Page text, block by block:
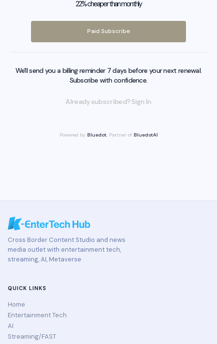
22% cheaper than monthly
Paid Subscribe
We'll send you a billing reminder 7 days before your next renewal.
Subscribe with confidence.
Already subscribed? Sign In
Powered by Bluedot, Partner of BluedotAI
Cross Border Content Studio and news
media outlet with entertainment tech,
streaming, AI, Metaverse
QUICK LINKS
Home
Entertainment Tech
AI
Streaming/FAST